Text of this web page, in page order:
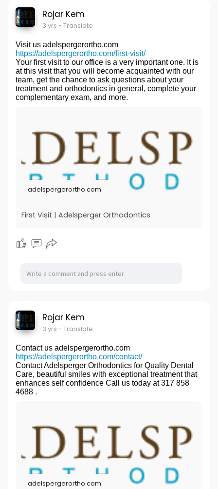
Rojar Kem
3 yrs - Translate
Visit us adelspergerortho.com
https://adelspergerortho.com/first-visit/
Your first visit to our office is a very important one. It is
at this visit that you will become acquainted with our
team, get the chance to ask questions about your
treatment and orthodontics in general, complete your
complementary exam, and more.
adelspergerortho.com
First Visit | Adelsperger Orthodontics
Rojar Kem
3 yrs - Translate
Contact us adelspergerortho.com
https://adelspergerortho.com/contact/
Contact Adelsperger Orthodontics for Quality Dental
Care, beautiful smiles with exceptional treatment that
enhances self confidence Call us today at 317 858
4688 .
adelspergerortho.com